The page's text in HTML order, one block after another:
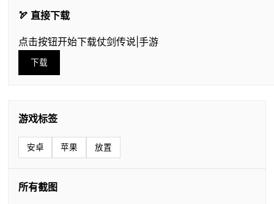
🏹 直接下载
点击按钮开始下载仗剑传说|手游
下载
游戏标签
安卓 苹果 放置
所有截图